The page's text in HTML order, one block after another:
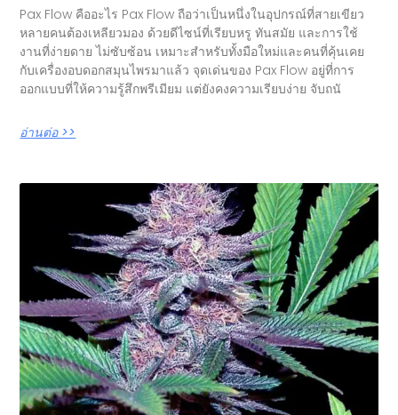
Pax Flow คืออะไร Pax Flow ถือว่าเป็นหนึ่งในอุปกรณ์ที่สายเขียว
หลายคนต้องเหลียวมอง ด้วยดีไซน์ที่เรียบหรู ทันสมัย และการใช้
งานที่ง่ายดาย ไม่ซับซ้อน เหมาะสำหรับทั้งมือใหม่และคนที่คุ้นเคย
กับเครื่องอบดอกสมุนไพรมาแล้ว จุดเด่นของ Pax Flow อยู่ที่การ
ออกแบบที่ให้ความรู้สึกพรีเมียม แต่ยังคงความเรียบง่าย จับถนั
อ่านต่อ >>